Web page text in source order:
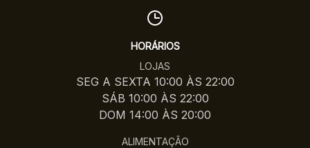
HORÁRIOS
LOJAS
SEG A SEXTA 10:00 ÀS 22:00
SÁB 10:00 ÀS 22:00
DOM 14:00 ÀS 20:00
ALIMENTAÇÃO